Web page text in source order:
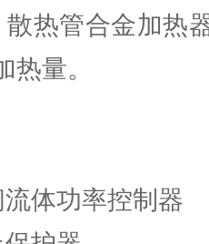
热管合金加热
量。
体功率控制器